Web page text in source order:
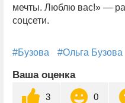
мечты. Люблю вас!» —
соцсети.
#Бузова #Ольга Бузова
Ваша оценка
3 0